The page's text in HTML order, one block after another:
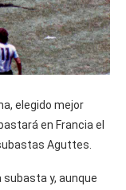
elegido mejor
en Francia el
Aguttes.
subasta y, aunque